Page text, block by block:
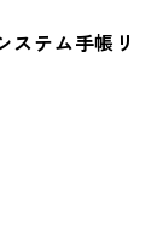
ステム手帳リ